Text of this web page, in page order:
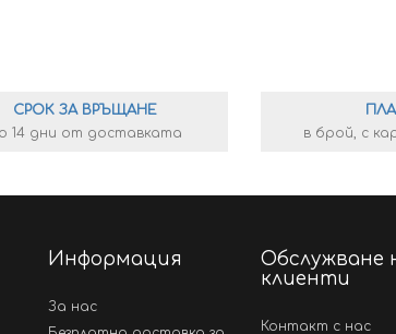
СРОК ЗА ВРЪЩАНЕ
14 дни от доставката
в брой, с
Информация
За нас
Обслужване
клиенти
Контакт с нас